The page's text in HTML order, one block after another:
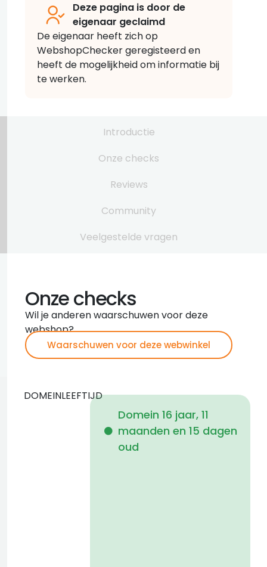
Deze pagina is door de
eigenaar geclaimd
De eigenaar heeft zich op
WebshopChecker geregisteerd en
heeft de mogelijkheid om informatie bij
te werken.
Introductie
Onze checks
Reviews
Community
Veelgestelde vragen
Onze checks
Wil je anderen waarschuwen voor deze
webshop?
Waarschuwen voor deze webwinkel
DOMEINLEEFTIJD
Domein 16 jaar, 11
maanden en 15 dagen
oud